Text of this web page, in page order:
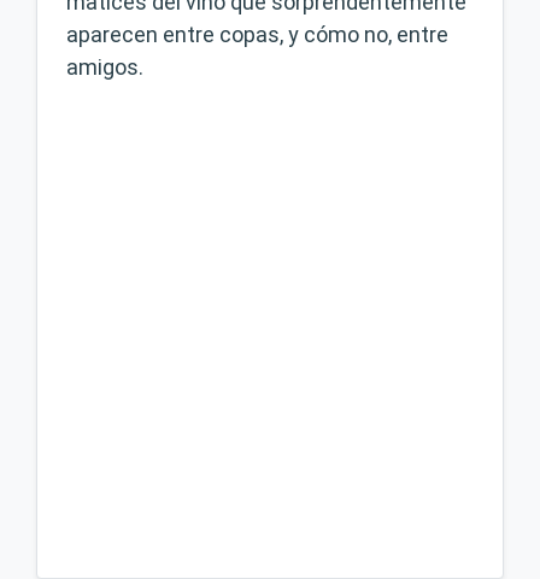
aparecen entre copas, y cómo no, entre
amigos.